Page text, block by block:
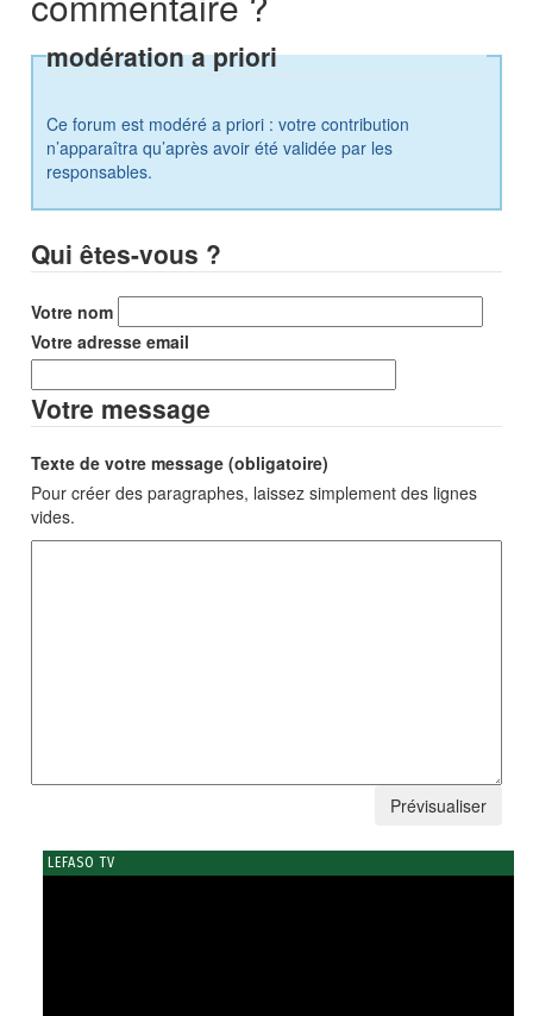
modération a priori
Ce forum est modéré a priori : votre contribution
n’apparaîtra qu’après avoir été validée par les
responsables.
Qui êtes-vous ?
Votre nom
Votre adresse email
Votre message
Texte de votre message (obligatoire)
Pour créer des paragraphes, laissez simplement des lignes
vides.
LEFASO TV